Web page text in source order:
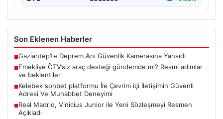
Son Eklenen Haberler
■Gaziantep’te Deprem Anı Güvenlik Kamerasına Yansıdı
■Emekliye ÖTV’siz araç desteği gündemde mi? Resmi adımlar
ve beklentiler
■Kelebek sohbet platformu İle Çevrim içi İletişimin Güvenli
Adresi Ve Muhabbet Deneyimi
■Real Madrid, Vinicius Junior ile Yeni Sözleşmeyi Resmen
Açıkladı